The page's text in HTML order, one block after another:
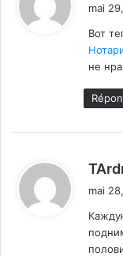
mai
Вот
не
mai